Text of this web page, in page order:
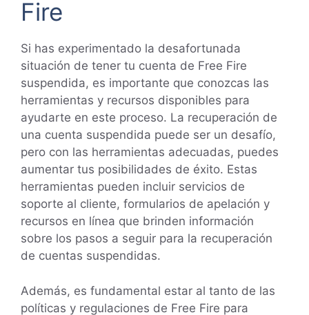
Fire
Si has experimentado la desafortunada
situación de tener tu cuenta de Free Fire
suspendida, es importante que conozcas las
herramientas y recursos disponibles para
ayudarte en este proceso. La recuperación de
una cuenta suspendida puede ser un desafío,
pero con las herramientas adecuadas, puedes
aumentar tus posibilidades de éxito. Estas
herramientas pueden incluir servicios de
soporte al cliente, formularios de apelación y
recursos en línea que brinden información
sobre los pasos a seguir para la recuperación
de cuentas suspendidas.
Además, es fundamental estar al tanto de las
políticas y regulaciones de Free Fire para